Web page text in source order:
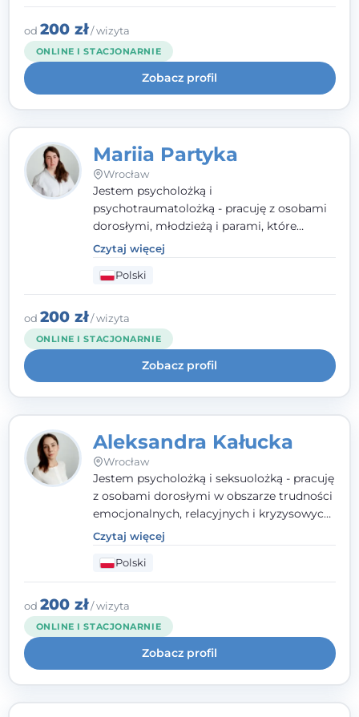
polskim i angielskim, w podejściu
humanistycznym, opartym na
partnerstwie i podmiotowości klienta.
od 200 zł/ wizyta
ONLINE I STACJONARNIE
Zobacz profil
Mariia Partyka
Wrocław
Jestem psycholożką i
psychotraumatolożką - pracuję z osobami
dorosłymi, młodzieżą i parami, które
doświadczają kryzysów psychicznych,
traumy, stanów lękowych i trudności
relacyjnych. W pracy kieruję się
uważnością, empatią i głębokim
szacunkiem dla indywidualnej historii
każdego człowieka. Jestem w trakcie
czteroletniej szkoły psychoterapii
poznawczo-behawioralnej
rekomendowanej przez PTTPB.
Czytaj więcej
Polski
od 200 zł/ wizyta
ONLINE I STACJONARNIE
Zobacz profil
Aleksandra Kałucka
Wrocław
Jestem psycholożką i seksuolożką - pracuję
z osobami dorosłymi w obszarze trudności
emocjonalnych, relacyjnych i kryzysowych,
w tym z osobami po doświadczeniach
przemocy. Ukończyłam psychologię
kliniczną oraz studia podyplomowe z
interwencji kryzysowej i seksuologii
klinicznej na SWPS we Wrocławiu. W pracy
kieruję się empatią, etyką zawodową i
uważnością na potrzeby klienta.
Czytaj więcej
Polski
od 200 zł/ wizyta
ONLINE I STACJONARNIE
Zobacz profil